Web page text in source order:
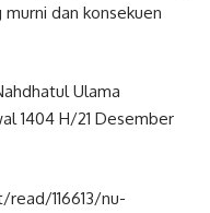
dan konsekuen
Ulama
1404 H/21 Desember
116613/nu-